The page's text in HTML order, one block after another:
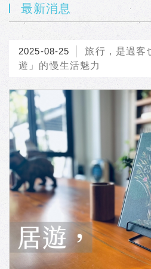
最新消息
2025-08-25
旅行，是過
遊」的慢生活魅力